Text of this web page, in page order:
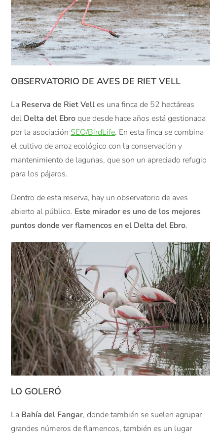
OBSERVATORIO DE AVES DE RIET VELL
La Reserva de Riet Velles una finca de 52 hectáreas
del Delta del Ebroque desde hace años está gestionada
por la asociación SEO/BirdLife. En esta finca se combina
el cultivo de arroz ecológico con la conservación y
mantenimiento de lagunas, que son un apreciado refugio
para los pájaros.
Dentro de esta reserva, hay un observatorio de aves
abierto al público. Este mirador es uno de los mejores
puntos donde ver flamencos en el Delta del Ebro.
LO GOLERÓ
La Bahía del Fangar, donde también se suelen agrupar
grandes números de flamencos, también es un lugar